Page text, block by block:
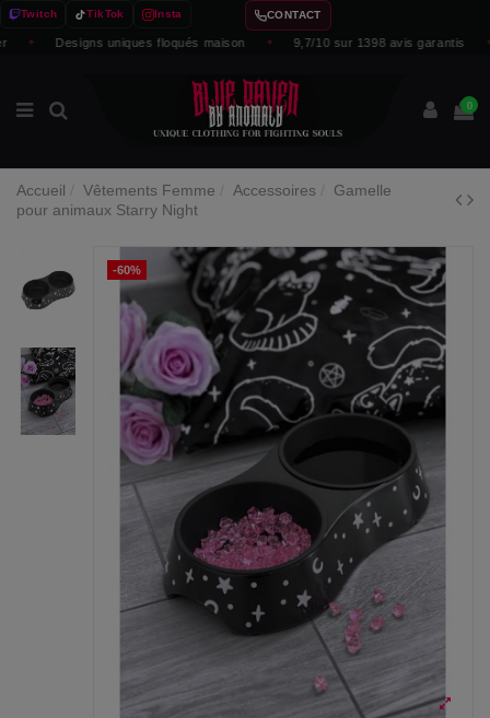
Twitch TikTok Insta
Designs uniques floqués maison 9,7/10 sur 1398 avis garantis
CONTACT
0
Accueil Vêtements Femme Accessoires
Gamelle
pour animaux Starry Night
-60%